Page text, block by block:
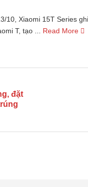
10, Xiaomi 15T Series ghi
T, tạo ...
Read More
đặt